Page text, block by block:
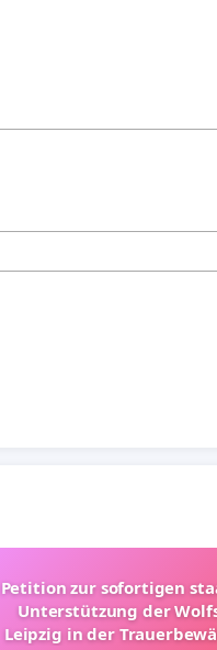
Petition zur sofortigen
Unterstützung der
Leipzig in der